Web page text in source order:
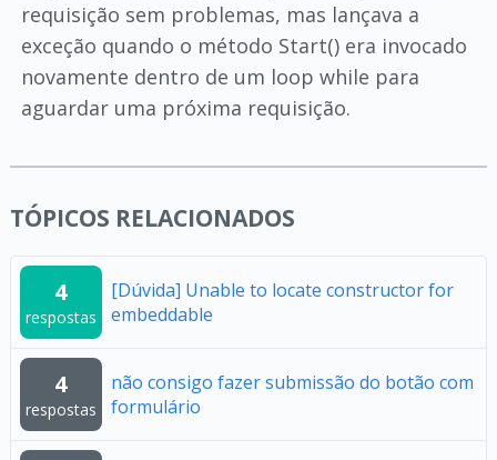
requisição sem problemas, mas lançava a
exceção quando o método Start() era invocado
novamente dentro de um loop while para
aguardar uma próxima requisição.
TÓPICOS RELACIONADOS
4
respostas
[Dúvida] Unable to locate constructor for
embeddable
4
respostas
não consigo fazer submissão do botão com
formulário